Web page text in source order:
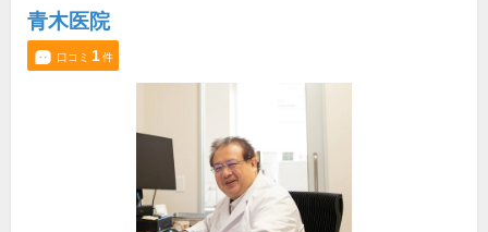
青木医院
口コミ 1件